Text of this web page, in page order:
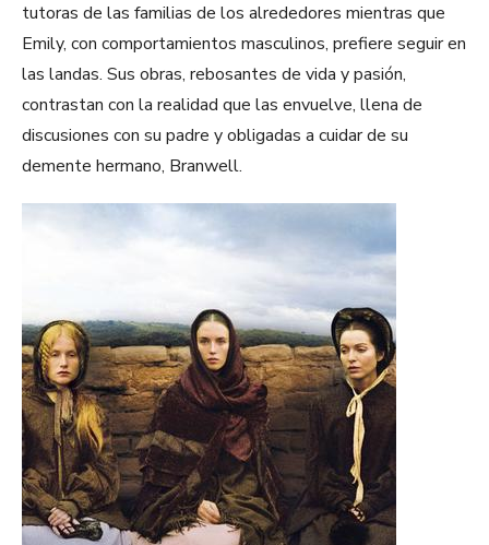
tutoras de las familias de los alrededores mientras que
Emily, con comportamientos masculinos, prefiere seguir en
las landas. Sus obras, rebosantes de vida y pasión,
contrastan con la realidad que las envuelve, llena de
discusiones con su padre y obligadas a cuidar de su
demente hermano, Branwell.